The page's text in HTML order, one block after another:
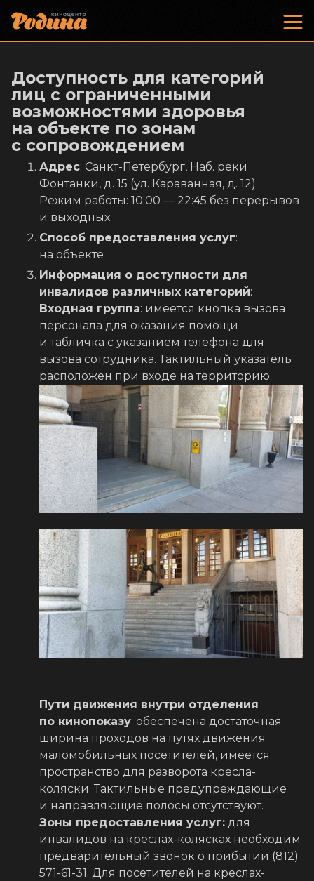
Доступность для категорий
лиц с ограниченными
возможностями здоровья
на объекте по зонам
с сопровождением
Адрес: Санкт-Петербург, Наб. реки
Фонтанки, д. 15 (ул. Караванная, д. 12)
Режим работы: 10:00 — 22:45 без перерывов
и выходных
Способ предоставления услуг:
на объекте
Информация о доступности для
инвалидов различных категорий:
Входная группа: имеется кнопка вызова
персонала для оказания помощи
и табличка с указанием телефона для
вызова сотрудника. Тактильный указатель
расположен при входе на территорию.
Пути движения внутри отделения
по кинопоказу: обеспечена достаточная
ширина проходов на путях движения
маломобильных посетителей, имеется
пространство для разворота кресла-
коляски. Тактильные предупреждающие
и направляющие полосы отсутствуют.
Зоны предоставления услуг: для
инвалидов на креслах-колясках необходим
предварительный звонок о прибытии (812)
571-61-31. Для посетителей на креслах-